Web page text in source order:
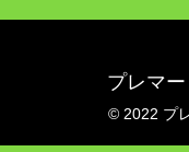
プレマ
© 2022 プ